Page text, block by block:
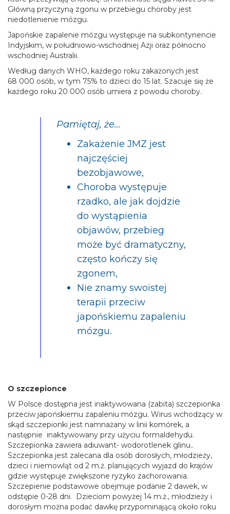
Główną przyczyną zgonu w przebiegu choroby jest
niedotlenienie mózgu.
Japońskie zapalenie mózgu występuje na subkontynencie
Indyjskim, w południowo-wschodniej Azji oraz północno
wschodniej Australii.
Według danych WHO, każdego roku zakażonych jest
68 000 osób, w tym 75% to dzieci do 15 lat. Szacuje się że
każdego roku 20 000 osób umiera z powodu choroby.
Pamiętaj, że…
Zakażenie JMZ jest
najczęściej
bezobjawowe,
Choroba występuje
rzadko, ale jak dojdzie
do wystąpienia
objawów, przebieg
może być dramatyczny,
często kończy się
zgonem,
Nie znamy swoistej
terapii przeciw
japońskiemu zapaleniu
mózgu.
O szczepionce
W Polsce dostępna jest inaktywowana (zabita) szczepionka
przeciw japońskiemu zapaleniu mózgu. Wirus wchodzący w
skąd szczepionki jest namnażany w linii komórek, a
następnie inaktywowany przy użyciu formaldehydu.
Szczepionka zawiera adiuwant- wodorotlenek glinu..
Szczepionka jest zalecana dla osób dorosłych, młodzieży,
dzieci i niemowląt od 2 m.ż. planujących wyjazd do krajów
gdzie występuje zwiększone ryzyko zachorowania.
Szczepienie podstawowe obejmuje podanie 2 dawek, w
odstępie 0-28 dni. Dzieciom powyżej 14 m.ż., młodzieży i
dorosłym można podać dawkę przypominającą około roku